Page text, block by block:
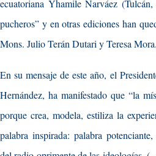
ecuatoriana Yhamile Narváez
pucheros” y en otras ediciones han
Mons. Julio Terán Dutari y Teresa Mora.
En su mensaje de este año, el
Hernández, ha manifestado que “la
porque crea, modela, estiliza la
palabra inspirada: palabra